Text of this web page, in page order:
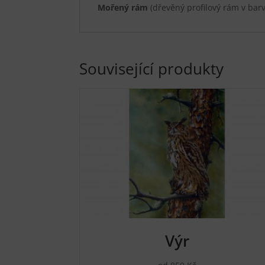
Mořený rám (dřevěný profilový rám v
Související produkty
Výr